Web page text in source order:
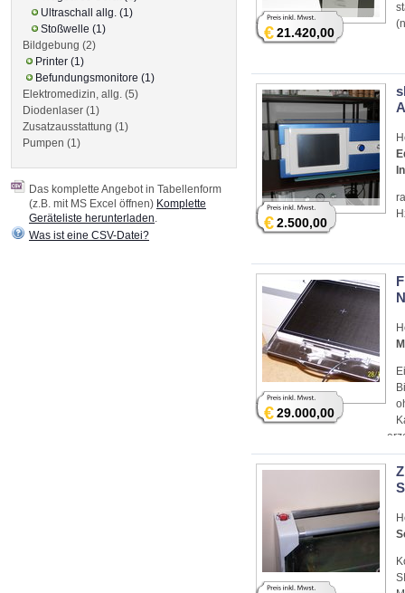
€21.420,00
A
€2.500,00
€29.000,00
Ultraschall allg. (1)
Stoßwelle (1)
Bildgebung (2)
Printer (1)
Befundungsmonitore (1)
Elektromedizin, allg. (5)
Diodenlaser (1)
Zusatzausstattung (1)
Pumpen (1)
Das komplette Angebot in Tabellenform
(z.B. mit MS Excel öffnen) Komplette
Geräteliste herunterladen.
Was ist eine CSV-Datei?